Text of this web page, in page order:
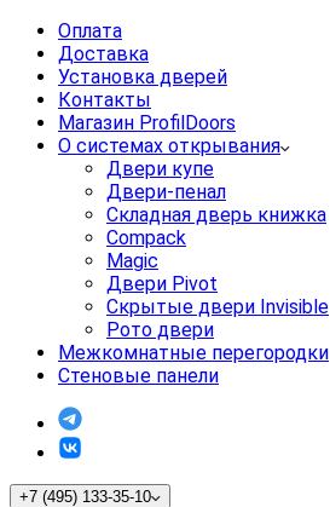
Оплата
Доставка
Установка дверей
Контакты
Магазин ProfilDoors
О системах открывания
Двери купе
Двери-пенал
Складная дверь книжка
Compack
Magic
Двери Pivot
Скрытые двери Invisible
Рото двери
Межкомнатные перегородки
Стеновые панели
+7 (495) 133-35-10